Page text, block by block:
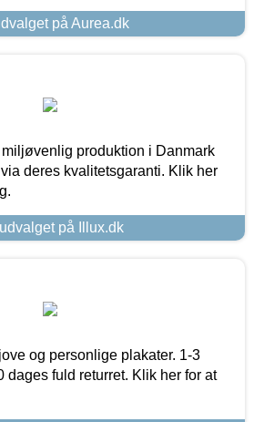
på Aurea.dk
miljøvenlig produktion i Danmark
deres kvalitetsgaranti. Klik her
på Illux.dk
og personlige plakater. 1-3
dages fuld returret. Klik her for at